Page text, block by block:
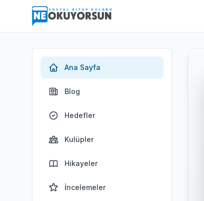
Ana Sayfa
Blog
Hedefler
Kulüpler
Hikayeler
İncelemeler